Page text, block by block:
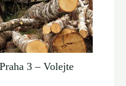
3 – Volejte